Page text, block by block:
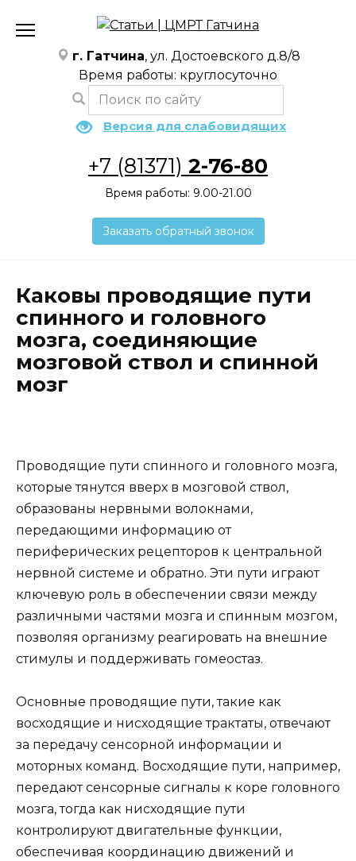
содержанию
г. Гатчина, ул. Достоевского д.8/8
Время работы: круглосуточно
Версия для слабовидящих
+7 (81371) 2-76-80
Время работы: 9.00-21.00
Заказать обратный звонок
Каковы проводящие пути
спинного и головного
мозга, соединяющие
мозговой ствол и спинной
мозг
Проводящие пути спинного и головного мозга,
которые тянутся вверх в мозговой ствол,
образованы нервными волокнами,
передающими информацию от
периферических рецепторов к центральной
нервной системе и обратно. Эти пути играют
ключевую роль в обеспечении связи между
различными частями мозга и спинным мозгом,
позволяя организму реагировать на внешние
стимулы и поддерживать гомеостаз.
Основные проводящие пути, такие как
восходящие и нисходящие трактаты, отвечают
за передачу сенсорной информации и
моторных команд. Восходящие пути, например,
передают сенсорные сигналы к коре головного
мозга, тогда как нисходящие пути
контролируют двигательные функции,
обеспечивая координацию движений и